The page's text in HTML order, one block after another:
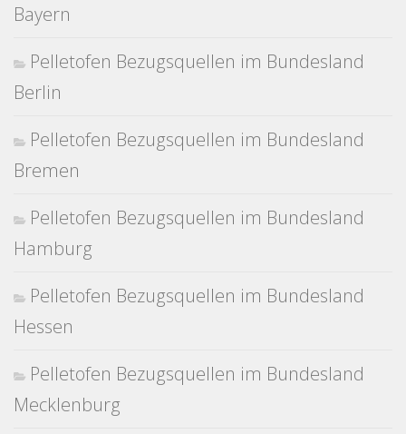
Bayern
Pelletofen Bezugsquellen im Bundesland
Berlin
Pelletofen Bezugsquellen im Bundesland
Bremen
Pelletofen Bezugsquellen im Bundesland
Hamburg
Pelletofen Bezugsquellen im Bundesland
Hessen
Pelletofen Bezugsquellen im Bundesland
Mecklenburg